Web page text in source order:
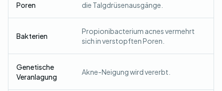
Poren
die Talgdrüsenausgänge.
Bakterien
Propionibacterium acnes vermehrt
sich in verstopften Poren.
Genetische
Veranlagung
Akne-Neigung wird vererbt.